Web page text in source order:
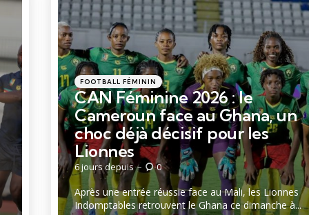
Catégories
Posté
dans
FOOTBALL FÉMININ
CAN Féminine 2026 : le
Cameroun face au Ghana, un
choc déjà décisif pour les
Lionnes
6 jours depuis 0
Après une entrée réussie face au Mali, les Lionnes
Indomptables retrouvent le Ghana ce dimanche à...